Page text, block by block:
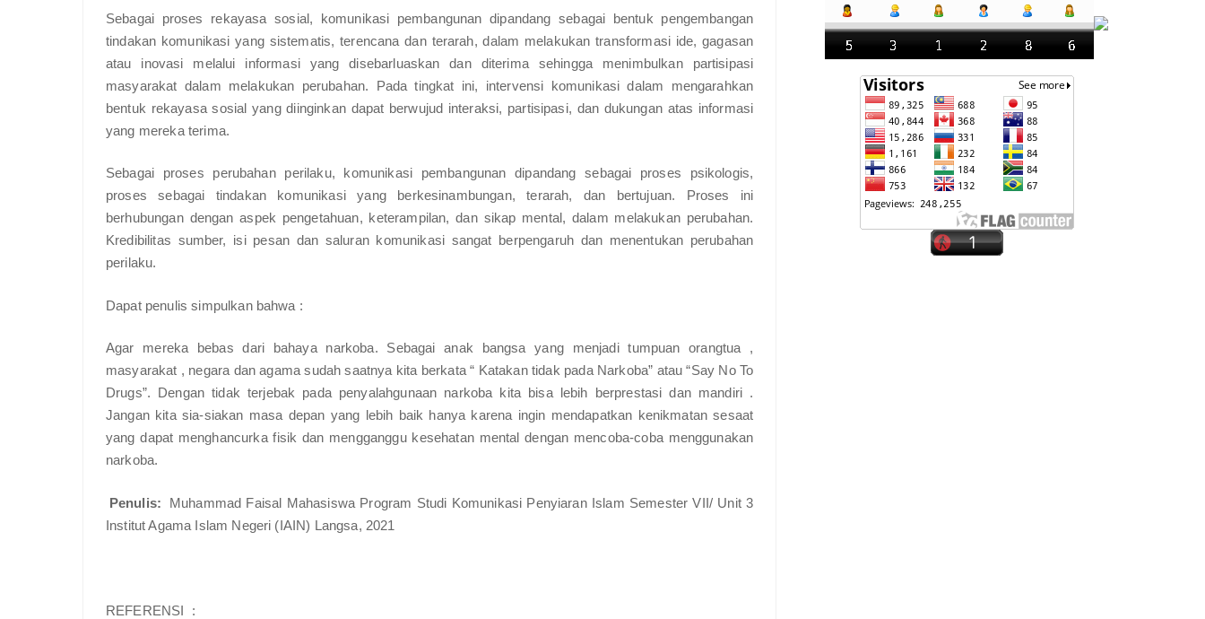
Sebagai proses rekayasa sosial, komunikasi pembangunan dipandang sebagai bentuk pengembangan
tindakan komunikasi yang sistematis, terencana dan terarah, dalam melakukan transformasi ide, gagasan
atau inovasi melalui informasi yang disebarluaskan dan diterima sehingga menimbulkan partisipasi
masyarakat dalam melakukan perubahan. Pada tingkat ini, intervensi komunikasi dalam mengarahkan
bentuk rekayasa sosial yang diinginkan dapat berwujud interaksi, partisipasi, dan dukungan atas informasi
yang mereka terima.
Sebagai proses perubahan perilaku, komunikasi pembangunan dipandang sebagai proses psikologis,
proses sebagai tindakan komunikasi yang berkesinambungan, terarah, dan bertujuan. Proses ini
berhubungan dengan aspek pengetahuan, keterampilan, dan sikap mental, dalam melakukan perubahan.
Kredibilitas sumber, isi pesan dan saluran komunikasi sangat berpengaruh dan menentukan perubahan
perilaku.
Dapat penulis simpulkan bahwa :
Agar mereka bebas dari bahaya narkoba. Sebagai anak bangsa yang menjadi tumpuan orangtua ,
masyarakat , negara dan agama sudah saatnya kita berkata “ Katakan tidak pada Narkoba” atau “Say No To
Drugs”. Dengan tidak terjebak pada penyalahgunaan narkoba kita bisa lebih berprestasi dan mandiri .
Jangan kita sia-siakan masa depan yang lebih baik hanya karena ingin mendapatkan kenikmatan sesaat
yang dapat menghancurka fisik dan mengganggu kesehatan mental dengan mencoba-coba menggunakan
narkoba.
Penulis:
Muhammad Faisal Mahasiswa Program Studi Komunikasi Penyiaran Islam Semester VII/ Unit 3
Institut Agama Islam Negeri (IAIN) Langsa, 2021
REFERENSI :